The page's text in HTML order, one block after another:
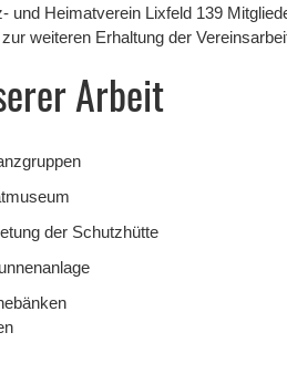
und Heimatverein Lixfeld 139
weiteren Erhaltung der
Arbeit
der Schutzhütte